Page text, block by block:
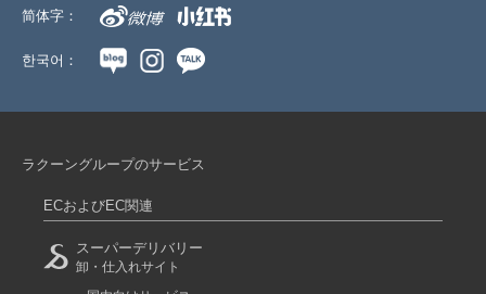
简体字：
한국어：
ラクーングループのサービス
ECおよびEC関連
スーパーデリバリー
卸・仕入れサイト